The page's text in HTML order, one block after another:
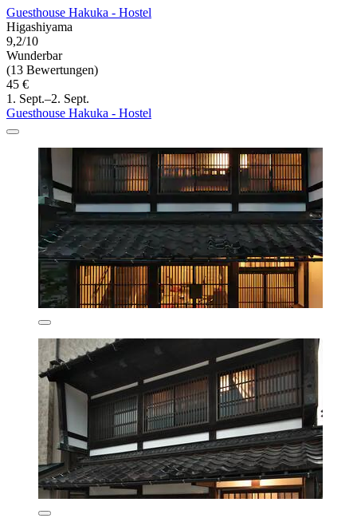
Guesthouse Hakuka - Hostel
Higashiyama
9,2/10
Wunderbar
(13 Bewertungen)
45 €
1. Sept.–2. Sept.
Guesthouse Hakuka - Hostel